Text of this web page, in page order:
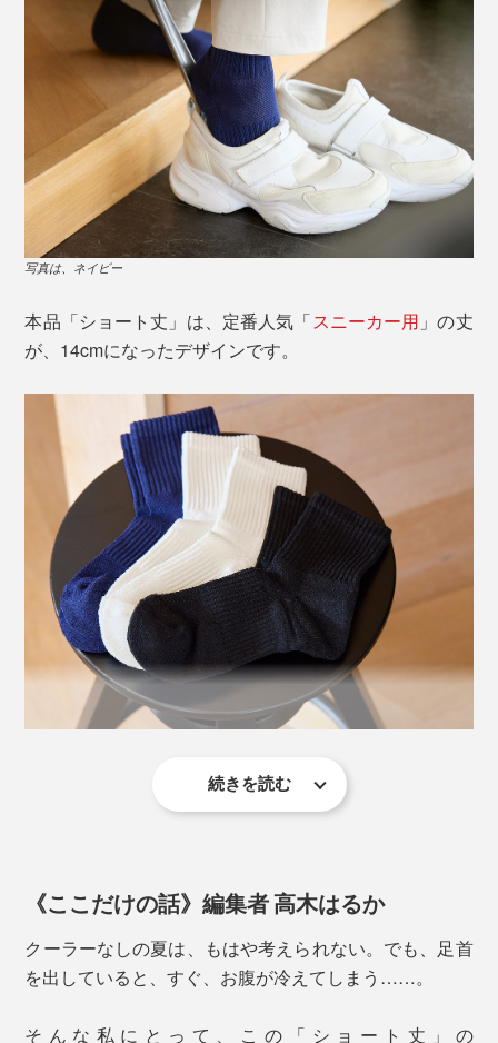
触れると、ひんやり心地いい感じ……まるで、麻のよう
な、独特のシャリ感があります。
細な穴が、無数にあいているので、吸水・放湿性が高い
糸です。
夜、仕事から帰宅した後。ジムで、しっかり汗をかいた
後。靴を脱いでも、
「あれ、いつもより、足がサラッとしてる」
伸びない和紙糸は、編み機の力が強いと、糸が切れて、
編めなくなってしまうからです。
それでも、「地元の名産である美濃和紙を、ファッショ
ンの世界で広めたい」と、意気投合した、大福製紙（美
『AMIGAMI』は、大福製紙が細くて頑丈な和紙糸を、
写真は、ネイビー
本品「ショート丈」は、定番人気「スニーカー用 」の丈
が、14cmになったデザインです。
やオフィスへの通勤用にもぴったりです。
続きを読む
《ここだけの話》編集者 高木はるか
クーラーなしの夏は、もはや考えられない。でも、足首
を出していると、すぐ、お腹が冷えてしまう……。
そんな私にとって、この「ショート丈」の